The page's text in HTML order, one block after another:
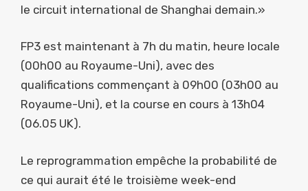
le circuit international de Shanghai demain.»
FP3 est maintenant à 7h du matin, heure locale
(00h00 au Royaume-Uni), avec des
qualifications commençant à 09h00 (03h00 au
Royaume-Uni), et la course en cours à 13h04
(06.05 UK).
Le reprogrammation empêche la probabilité de
ce qui aurait été le troisième week-end